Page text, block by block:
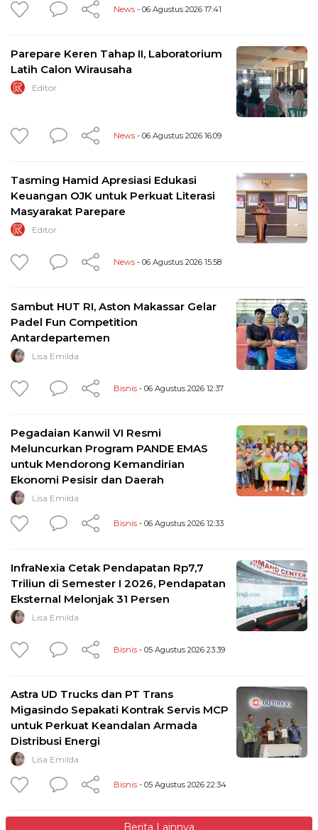
News - 06 Agustus 2026 17:41
Parepare Keren Tahap II, Laboratorium
Latih Calon Wirausaha
Editor
News - 06 Agustus 2026 16:09
Tasming Hamid Apresiasi Edukasi
Keuangan OJK untuk Perkuat Literasi
Masyarakat Parepare
Editor
News - 06 Agustus 2026 15:58
Sambut HUT RI, Aston Makassar Gelar
Padel Fun Competition
Antardepartemen
Lisa Emilda
Bisnis - 06 Agustus 2026 12:37
Pegadaian Kanwil VI Resmi
Meluncurkan Program PANDE EMAS
untuk Mendorong Kemandirian
Ekonomi Pesisir dan Daerah
Lisa Emilda
Bisnis - 06 Agustus 2026 12:33
InfraNexia Cetak Pendapatan Rp7,7
Triliun di Semester I 2026, Pendapatan
Eksternal Melonjak 31 Persen
Lisa Emilda
Bisnis - 05 Agustus 2026 23:39
Astra UD Trucks dan PT Trans
Migasindo Sepakati Kontrak Servis MCP
untuk Perkuat Keandalan Armada
Distribusi Energi
Lisa Emilda
Bisnis - 05 Agustus 2026 22:34
Berita Lainnya